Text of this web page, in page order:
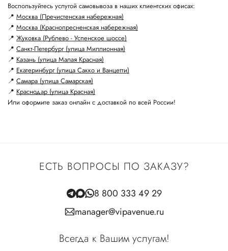
Воспользуйтесь услугой самовывоза в наших клиентских офисах:
📍 Москва (Пречистенская набережная)
📍 Москва (Краснопресненская набережная)
📍 Жуковка (Рублево - Успенское шоссе)
📍 Санкт-Петербург (улица Миллионная)
📍 Казань (улица Малая Красная)
📍 Екатеринбург (улица Сакко и Ванцетти)
📍 Самара (улица Самарская)
📍 Краснодар (улица Красная)
Или оформите заказ онлайн с доставкой по всей России!
ЕСТЬ ВОПРОСЫ ПО ЗАКАЗУ?
8 800 333 49 29
manager@vipavenue.ru
Всегда к Вашим услугам!